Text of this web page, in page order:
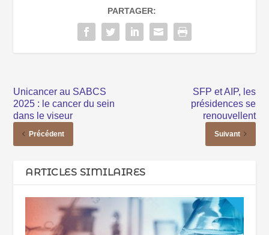
PARTAGER:
Unicancer au SABCS
2025 : le cancer du sein
dans le viseur
Précédent
SFP et AIP, les
présidences se
renouvellent
Suivant
ARTICLES SIMILAIRES